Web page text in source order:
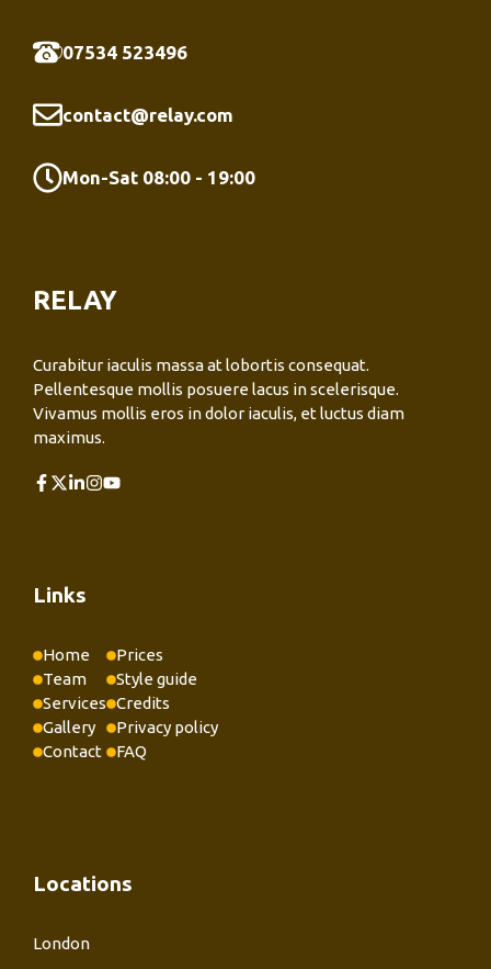
07534 523496
contact@relay.com
Mon-Sat 08:00 - 19:00
RELAY
Curabitur iaculis massa at lobortis consequat.
Pellentesque mollis posuere lacus in scelerisque.
Vivamus mollis eros in dolor iaculis, et luctus diam
maximus.
Links
Home
Team
Services
Gallery
Contact
Prices
Style guide
Credits
Privacy policy
FAQ
Locations
London